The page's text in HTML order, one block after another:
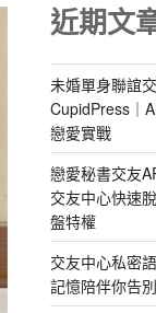
近期文
未婚單身聯誼
CupidPress｜
戀愛實戰
戀愛秘書交友
交友中心快速
盤特權
交友中心私密
記憶陪伴你告